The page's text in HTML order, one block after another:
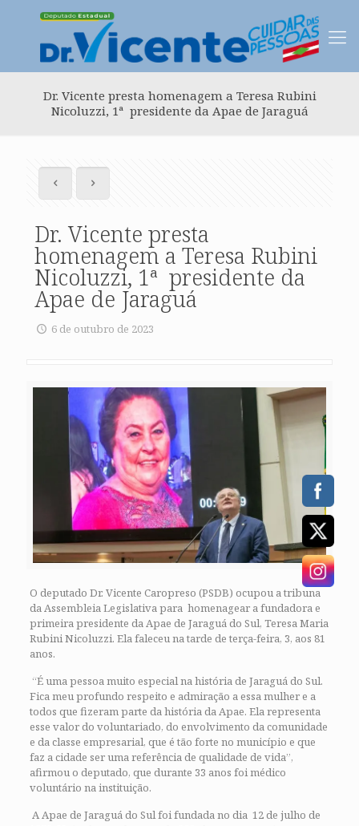
Dr. Vicente presta homenagem a Teresa Rubini
Nicoluzzi, 1ª presidente da Apae de Jaraguá
Dr. Vicente presta
homenagem a Teresa Rubini
Nicoluzzi, 1ª presidente da
Apae de Jaraguá
6 de outubro de 2023
O deputado Dr. Vicente Caropreso (PSDB) ocupou a tribuna
da Assembleia Legislativa para homenagear a fundadora e
primeira presidente da Apae de Jaraguá do Sul, Teresa Maria
Rubini Nicoluzzi. Ela faleceu na tarde de terça-feira, 3, aos 81
anos.
“É uma pessoa muito especial na história de Jaraguá do Sul.
Fica meu profundo respeito e admiração a essa mulher e a
todos que fizeram parte da história da Apae. Ela representa
esse valor do voluntariado, do envolvimento da comunidade
e da classe empresarial, que é tão forte no município e que
faz a cidade ser uma referência de qualidade de vida”,
afirmou o deputado, que durante 33 anos foi médico
voluntário na instituição.
A Apae de Jaraguá do Sul foi fundada no dia 12 de julho de